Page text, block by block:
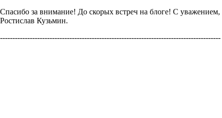
Спасибо за внимание! До скорых встреч на блоге! С уважением,
Ростислав Кузьмин.
-----------------------------------------------------------------------------------------